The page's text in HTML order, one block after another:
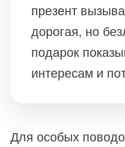
презент
дорогая, но
подарок
интересам и
Для особых